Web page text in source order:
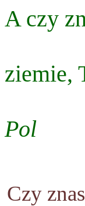
A czy
ziemie,
Pol
Czy